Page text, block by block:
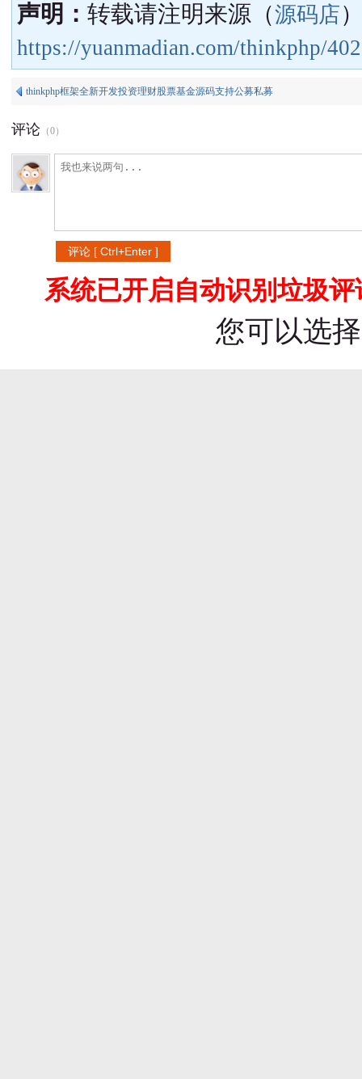
声明： 转载请注明来源（源码店
https://yuanmadian.com/thinkphp/
thinkphp框架全新开发投资理财股票基金源码支持公募私募
评论 （0）
系统已开启自动识别垃圾
您可以选